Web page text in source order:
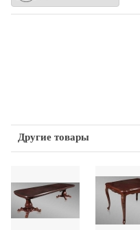
Другие товары